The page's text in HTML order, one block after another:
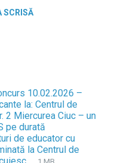
SCRISĂ
10.02.2026 –
la: Centrul de
2 Miercurea Ciuc – un
pe durată
de educator cu
la Centrul de